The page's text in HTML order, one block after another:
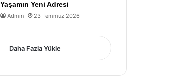
Yaşamın Yeni Adresi
Admin 23 Temmuz 2026
Daha Fazla Yükle